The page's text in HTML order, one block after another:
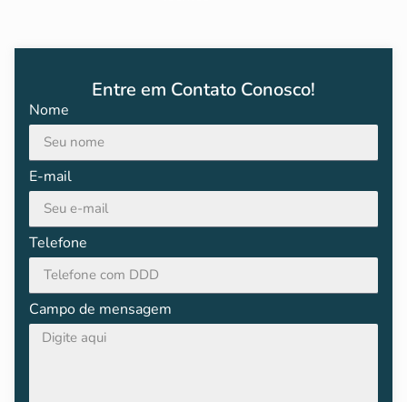
Entre em Contato Conosco!
Nome
E-mail
Telefone
Campo de mensagem